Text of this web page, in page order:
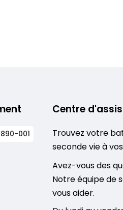
001
Centre
Trouvez votre
seconde vie à
Avez-vous des
Notre équipe de
vous aider.